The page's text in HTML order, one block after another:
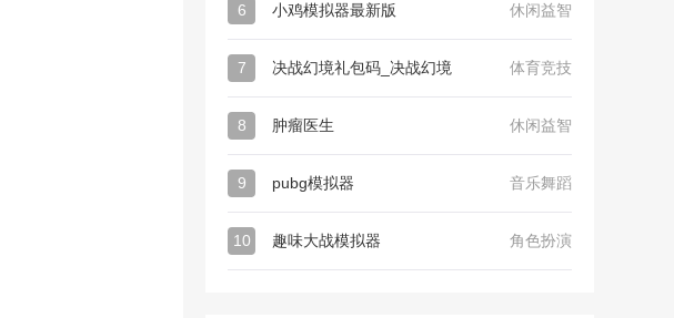
6 小鸡模拟器最新版 休闲益智
7 决战幻境礼包码_决战幻境 体育竞技
8 肿瘤医生 休闲益智
9 pubg模拟器 音乐舞蹈
10 趣味大战模拟器 角色扮演